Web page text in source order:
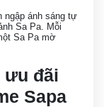
ngập ánh sáng tự
Sa Pa. Mỗi
Sa Pa mờ
ưu đãi
Sapa